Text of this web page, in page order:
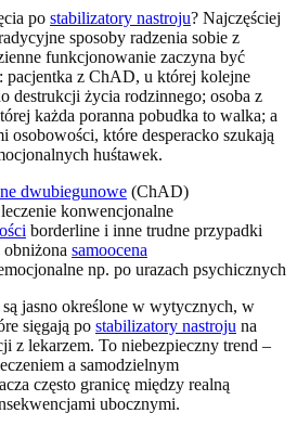
po stabilizatory nastroju? Najczęściej
sposoby radzenia sobie z
funkcjonowanie zaczyna być
pacjentka z ChAD, u której kolejne
destrukcji życia rodzinnego; osoba z
każda poranna pobudka to walka; a
osobowości, które desperacko szukają
huśtawek.
dwubiegunowe (ChAD)
konwencjonalne
borderline i inne trudne przypadki
obniżona samoocena
np. po urazach psychicznych
jasno określone w wytycznych, w
sięgają po stabilizatory nastroju na
z lekarzem. To niebezpieczny trend –
a samodzielnym
często granicę między realną
ubocznymi.